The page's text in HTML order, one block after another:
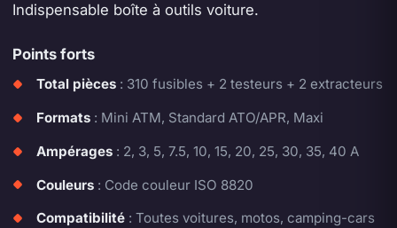
Indispensable boîte à outils voiture.
Points forts
Total pièces: 310 fusibles + 2 testeurs + 2 extracteurs
Formats: Mini ATM, Standard ATO/APR, Maxi
Ampérages: 2, 3, 5, 7.5, 10, 15, 20, 25, 30, 35, 40 A
Couleurs: Code couleur ISO 8820
Compatibilité: Toutes voitures, motos, camping-cars